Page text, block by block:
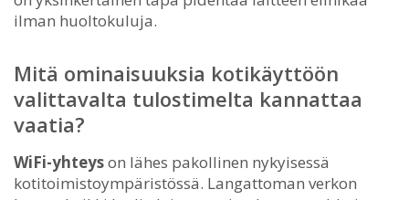
ilman huoltokuluja.
Mitä ominaisuuksia kotikäyttöön
valittavalta tulostimelta kannattaa
vaatia?
WiFi-yhteyson lähes pakollinen nykyisessä
kotitoimistoympäristössä. Langattoman verkon